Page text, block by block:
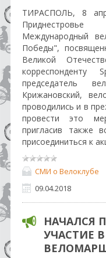
ТИРАСПОЛЬ, 8
Международный
Победы",
Великой
корреспонденту
председатель
Крижановский,
проводились и в
провести это
пригласив также
присоединиться к
СМИ о Велоклубе
09.04.2018
НАЧАЛСЯ
УЧАСТИЕ